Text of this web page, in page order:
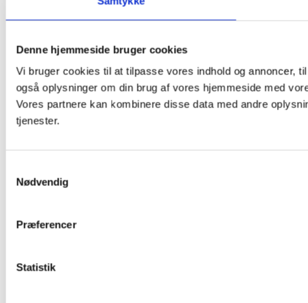
Denne hjemmeside bruger cookies
Vi bruger cookies til at tilpasse vores indhold og annoncer,
også oplysninger om din brug af vores hjemmeside med
Vores partnere kan kombinere disse data med andre
tjenester.
Nødvendig
Præferencer
Statistik